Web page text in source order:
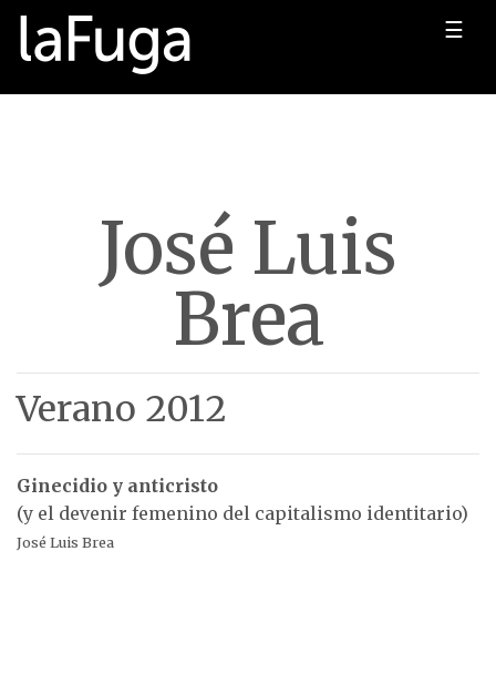
☰
José Luis
Brea
Verano 2012
Ginecidio y anticristo
(y el devenir femenino del capitalismo identitario)
José Luis Brea